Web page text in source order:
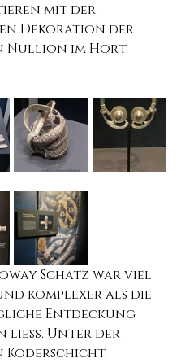
mit der
Dekoration der
Nullion im Hort.
Schatz war viel
komplexer als die
Entdeckung
ließ. Unter der
Köderschicht,